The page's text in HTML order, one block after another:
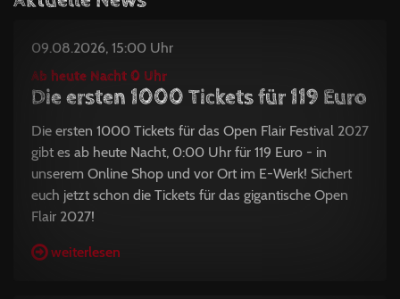
09.08.2026, 15:00 Uhr
Ab heute Nacht 0 Uhr
Die ersten 1000 Tickets für 119 Euro
Die ersten 1000 Tickets für das Open Flair Festival 2027
gibt es ab heute Nacht, 0:00 Uhr für 119 Euro - in
unserem Online Shop und vor Ort im E-Werk! Sichert
euch jetzt schon die Tickets für das gigantische Open
Flair 2027!
weiterlesen